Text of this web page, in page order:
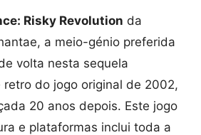
Risky Revolution da
a meio-génio preferida
volta nesta sequela
do jogo original de 2002,
20 anos depois. Este jogo
e plataformas inclui toda a